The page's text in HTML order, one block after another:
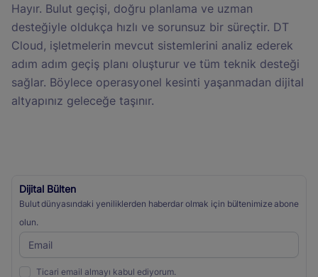
Hayır. Bulut geçişi, doğru planlama ve uzman
desteğiyle oldukça hızlı ve sorunsuz bir süreçtir. DT
Cloud, işletmelerin mevcut sistemlerini analiz ederek
adım adım geçiş planı oluşturur ve tüm teknik desteği
sağlar. Böylece operasyonel kesinti yaşanmadan dijital
altyapınız geleceğe taşınır.
Dijital Bülten
Bulut dünyasındaki yeniliklerden haberdar olmak için bültenimize abone
olun.
Ticari email almayı kabul ediyorum.